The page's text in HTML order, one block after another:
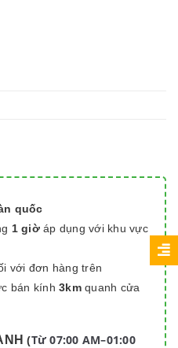
quốc
1 giờáp dụng với khu vực
với đơn hàng trên
bán kính 3kmquanh cửa
(Từ 07:00 AM–01:00